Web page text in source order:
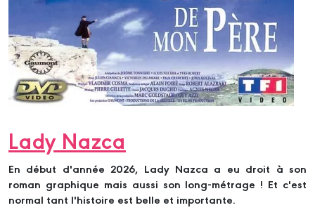
Lady Nazca
En début d'année 2026, Lady Nazca a eu droit à son
roman graphique mais aussi son long-métrage ! Et c'est
normal tant l'histoire est belle et importante.